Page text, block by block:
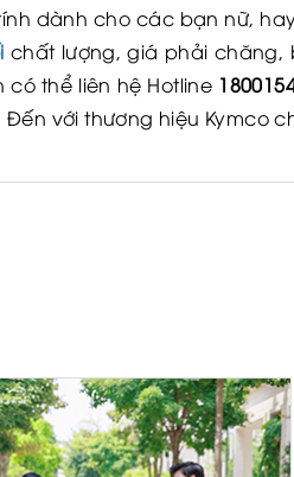
dành cho các bạn nữ,
chất lượng, giá phải chăng,
có thể liên hệ Hotline
Đến với thương hiệu Kymco